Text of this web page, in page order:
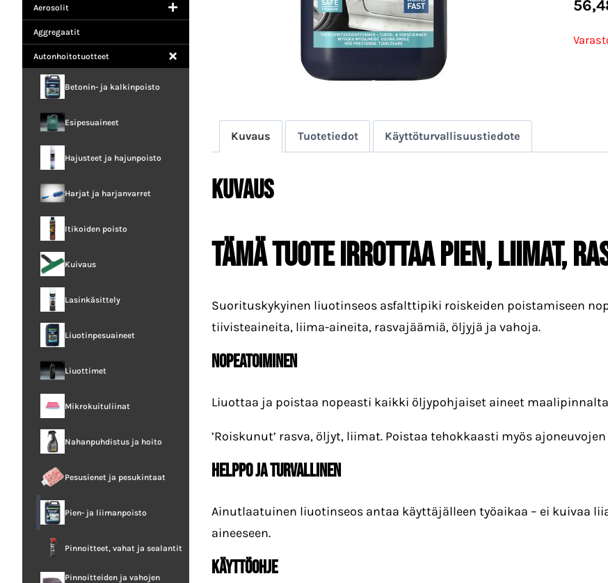
Aerosolit
Aggregaatit
Autonhoitotuotteet
Betonin- ja kalkinpoisto
Esipesuaineet
Hajusteet ja hajunpoisto
Harjat ja harjanvarret
Itikoiden poisto
Kuivaus
Lasinkäsittely
Liuotinpesuaineet
Liuottimet
Mikrokuituliinat
Nahanpuhdistus ja hoito
Pesusienet ja pesukintaat
Pien- ja liimanpoisto
Pinnoitteet, vahat ja sealantit
Pinnoitteiden ja vahojen
Kuvaus Tuotetiedot Käyttöturvallisuustiedote
Kuvaus
Tämä tuote irrottaa pien, liimat,
Suorituskykyinen liuotinseos asfalttipiki roiskeiden poistamiseen
tiivisteaineita, liima-aineita, rasvajäämiä, öljyjä ja vahoja.
NOPEATOIMINEN
Liuottaa ja poistaa nopeasti kaikki öljypohjaiset aineet
’Roiskunut’ rasva, öljyt, liimat. Poistaa tehokkaasti myös
HELPPO JA TURVALLINEN
Ainutlaatuinen liuotinseos antaa käyttäjälleen työaikaa – ei kuivaa
aineeseen.
KÄYTTÖOHJE